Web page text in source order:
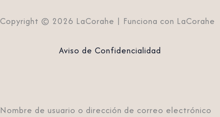
Copyright © 2026 LaCorahe | Funciona con LaCorahe
Aviso de Confidencialidad
Nombre de usuario o dirección de correo electrónico